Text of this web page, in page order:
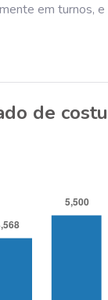
em turnos,
de